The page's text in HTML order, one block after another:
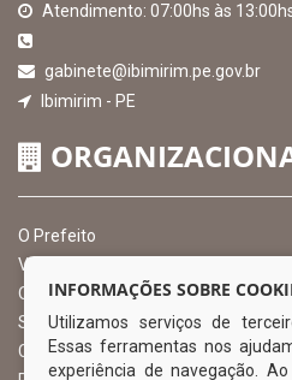
Atendimento: 07:00hs às
gabinete@ibimirim.pe.gov.br
Ibimirim - PE
O Prefeito
Vice Prefeito
Ouvidoria Municipal
Serviço de Informação ao Cidadão
Chefe de Gabinete
INFORMAÇÕES SOBRE
Utilizamos serviços de
Essas ferramentas nos
experiência de navegação.